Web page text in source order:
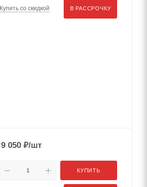
Купить со скидкой В РАССРОЧКУ
9 050 ₽/шт
КУПИТЬ